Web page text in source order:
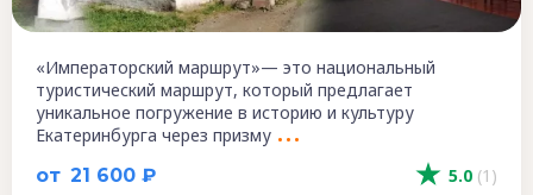
5.0 (1)
от 21 600 ₽
«Императорский маршрут»— это национальный
туристический маршрут, который предлагает
уникальное погружение в историю и культуру
Екатеринбурга через призму